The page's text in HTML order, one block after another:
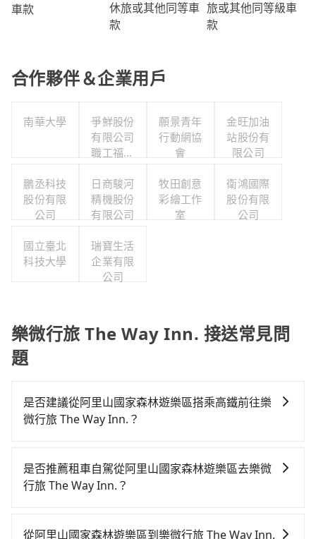
車款
休旅或其他同等車
款
旅或其他同等級車
款
合作夥伴＆企業用戶
南華大學
爭鮮股份
有限公司
職工福利
願景青年
行動網協
會
金旺加油
站股份有
限公司
鵬丞科技
股份有限
公司
日商駿河
精機股份
有限公司
牧田創意
彩繪工作
室
衛鴻國際
股份有限
公司
國立臺北
科技大學
瑞寶生活
企業有限
公司
樂微行旅 The Way Inn. 接送常見問
題
是否建議從阿里山國家森林遊樂區搭乘高鐵前往樂
微行旅 The Way Inn.？
Way Inn.，高鐵較貴、費時，且難叫計程車前往高鐵
站！從最早06:21一直到23:27，嘉義-台中一天最多有60
約2,600元、車程約142分鐘。抵達高鐵站後，步行進
是否推薦租車自駕從阿里山國家森林遊樂區去樂微
行旅 The Way Inn.？
時不需要閉目養神（因為要自己開車），最重要的是你
從阿里山國家森林遊樂區到樂微行旅 The Way Inn.